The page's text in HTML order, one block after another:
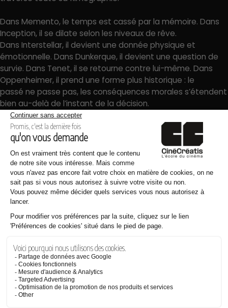
Dans Memento, le temps est cassé par la mémoire. Dans
Inception, il se dilate selon les niveaux de rêve.
Dans Interstellar, il devient une donnée physique et
émotionnelle. Dans Dunkerque, il devient une question de
survie. Dans Tenet, il se retourne contre lui-même. Dans
Oppenheimer, il prend une forme plus historique : le
passé ne passe pas, les conséquences morales s’étendent
bien au-delà de l’instant de la décision.
Ce rapport au temps explique pourquoi ses films ont
souvent une dimension tragique. Les personnages de Nolan
ne peuvent pas simplement revenir en arrière. Même
quand le récit joue avec la chronologie, même quand la
narration se plie, même quand la science-fiction permet
des mouvements impossibles, quelque chose reste
irréversible.
Cooper peut traverser l’espace et communiquer à travers
les dimensions, mais il ne récupérera jamais les années
perdues avec sa fille. Oppenheimer peut justifier ses choix
par le contexte scientifique, militaire et politique de son
époque, mais il ne peut pas contenir ce qu’il a contribué à
libérer. Bruce Wayne peut devenir Batman, mais il ne
ressuscitera pas ses parents. Leonard peut se tatouer le